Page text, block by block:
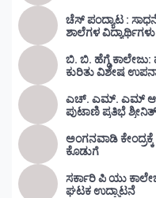
ಚೆಸ್ ಪಂದ್ಯಾಟ : ಸಾಧನೆ ಮೆರೆದ ಎಚ್ಎಮ್ಎಮ್
ಶಾಲೆಗಳ ವಿದ್ಯಾರ್ಥಿಗಳು
ಬಿ. ಬಿ. ಹೆಗ್ಡೆ ಕಾಲೇಜು:
ಕುರಿತು ವಿಶೇಷ
ಎಚ್. ಎಮ್. ಎಮ್
ಪುಟಾಣಿ ಪ್ರತಿಭೆ ಶ್ರೀನಿತ್
ಅಂಗನವಾಡಿ
ಕೊಡುಗೆ
ಸರ್ಕಾರಿ ಪಿ ಯು
ಘಟಕ ಉದ್ಘಾಟನೆ